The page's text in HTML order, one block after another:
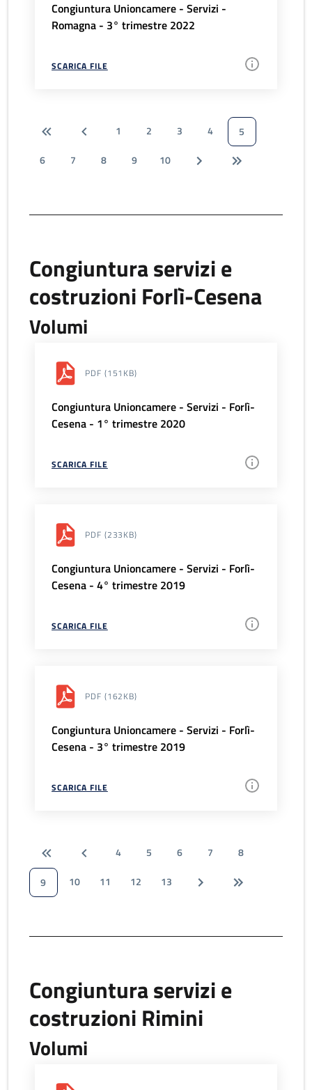
Congiuntura Unioncamere - Servizi -
Romagna - 3° trimestre 2022
SCARICA FILE
1 2 3 4
5
6
7 8 9 10
Congiuntura servizi e
costruzioni Forlì-Cesena
Volumi
PDF (151KB)
Congiuntura Unioncamere - Servizi - Forlì-
Cesena - 1° trimestre 2020
SCARICA FILE
PDF (233KB)
Congiuntura Unioncamere - Servizi - Forlì-
Cesena - 4° trimestre 2019
SCARICA FILE
PDF (162KB)
Congiuntura Unioncamere - Servizi - Forlì-
Cesena - 3° trimestre 2019
SCARICA FILE
4 5 6 7
8
9
10 11 12 13
Congiuntura servizi e
costruzioni Rimini
Volumi